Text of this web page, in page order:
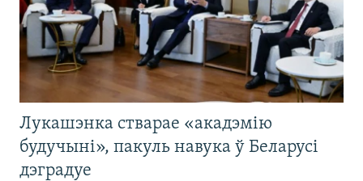
Лукашэнка стварае «акадэмію
будучыні», пакуль навука ў Беларусі
дэградуе